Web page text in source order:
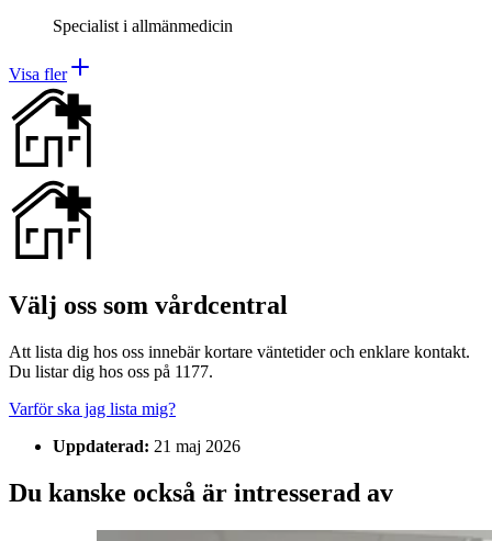
Specialist i allmänmedicin
Visa fler
Välj oss som vårdcentral
Att lista dig hos oss innebär kortare väntetider och enklare kontakt.
Du listar dig hos oss på 1177.
Varför ska jag lista mig?
Uppdaterad: 21 maj 2026
Du kanske också är intresserad av